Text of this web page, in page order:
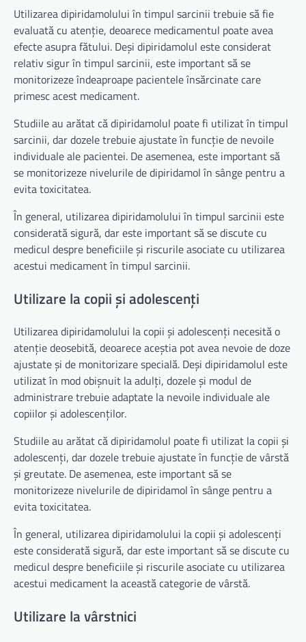
Utilizarea dipiridamolului în timpul sarcinii trebuie să fie
evaluată cu atenție, deoarece medicamentul poate avea
efecte asupra fătului. Deși dipiridamolul este considerat
relativ sigur în timpul sarcinii, este important să se
monitorizeze îndeaproape pacientele însărcinate care
primesc acest medicament.
Studiile au arătat că dipiridamolul poate fi utilizat în timpul
sarcinii, dar dozele trebuie ajustate în funcție de nevoile
individuale ale pacientei. De asemenea, este important să
se monitorizeze nivelurile de dipiridamol în sânge pentru a
evita toxicitatea.
În general, utilizarea dipiridamolului în timpul sarcinii este
considerată sigură, dar este important să se discute cu
medicul despre beneficiile și riscurile asociate cu utilizarea
acestui medicament în timpul sarcinii.
Utilizare la copii și adolescenți
Utilizarea dipiridamolului la copii și adolescenți necesită o
atenție deosebită, deoarece aceștia pot avea nevoie de doze
ajustate și de monitorizare specială. Deși dipiridamolul este
utilizat în mod obișnuit la adulți, dozele și modul de
administrare trebuie adaptate la nevoile individuale ale
copiilor și adolescenților.
Studiile au arătat că dipiridamolul poate fi utilizat la copii și
adolescenți, dar dozele trebuie ajustate în funcție de vârstă
și greutate. De asemenea, este important să se
monitorizeze nivelurile de dipiridamol în sânge pentru a
evita toxicitatea.
În general, utilizarea dipiridamolului la copii și adolescenți
este considerată sigură, dar este important să se discute cu
medicul despre beneficiile și riscurile asociate cu utilizarea
acestui medicament la această categorie de vârstă.
Utilizare la vârstnici